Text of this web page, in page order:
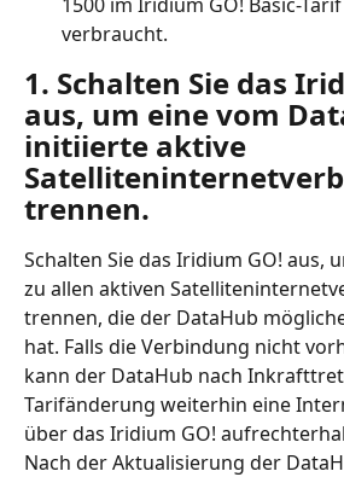
verbraucht.
1. Schalten Sie das
aus, um eine vom
initiierte aktive
trennen.
Schalten Sie das Iridium GO! aus,
zu allen aktiven
trennen, die der DataHub
hat. Falls die Verbindung nicht
kann der DataHub nach
Tarifänderung weiterhin eine
über das Iridium GO!
Nach der Aktualisierung der